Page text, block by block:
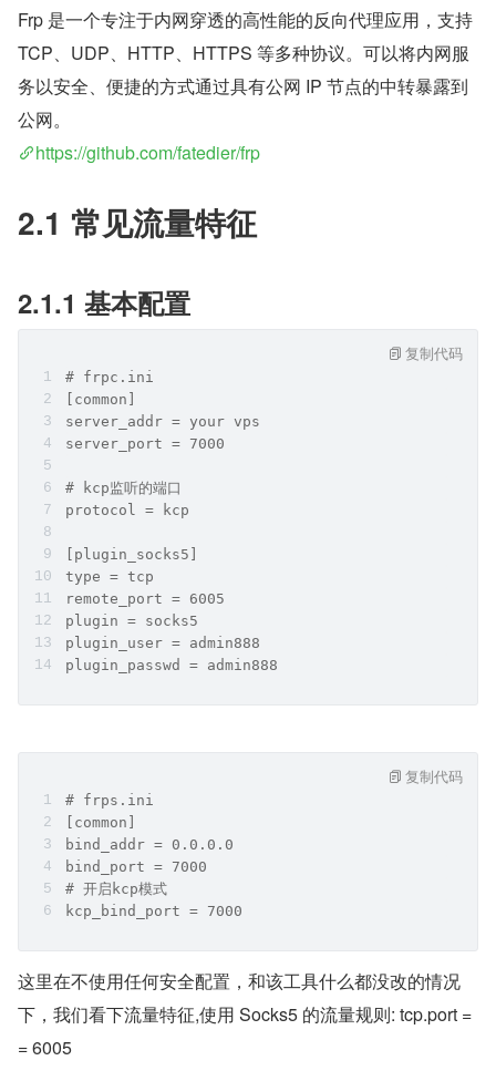
Frp 是一个专注于内网穿透的高性能的反向代理应用，支持
TCP、UDP、HTTP、HTTPS 等多种协议。可以将内网服
务以安全、便捷的方式通过具有公网 IP 节点的中转暴露到
公网。
https://github.com/fatedier/frp
2.1 常见流量特征
2.1.1 基本配置
# frpc.ini
[common]
server_addr = your vps
server_port = 7000
# kcp监听的端口
protocol = kcp
[plugin_socks5]
type = tcp
remote_port = 6005
plugin = socks5
plugin_user = admin888
plugin_passwd = admin888
复制代码
# frps.ini
[common]
bind_addr = 0.0.0.0
bind_port = 7000
# 开启kcp模式
kcp_bind_port = 7000
复制代码
这里在不使用任何安全配置，和该工具什么都没改的情况
下，我们看下流量特征,使用 Socks5 的流量规则: tcp.port =
= 6005